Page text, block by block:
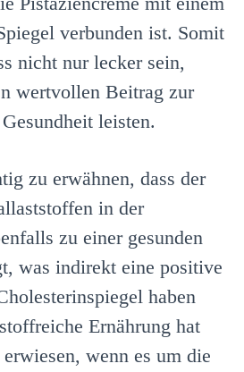
verbunden ist. Somit
nicht nur lecker sein,
wertvollen Beitrag zur
leisten.
zu erwähnen, dass der
in der
zu einer gesunden
was indirekt eine positive
haben
Ernährung hat
wenn es um die